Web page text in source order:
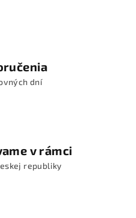
dní
v rámci
republiky